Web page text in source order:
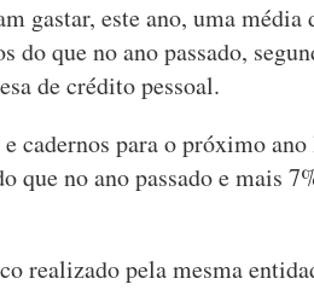
gastar, este ano, uma média
do que no ano passado,
de crédito pessoal.
cadernos para o próximo
que no ano passado e mais
realizado pela mesma